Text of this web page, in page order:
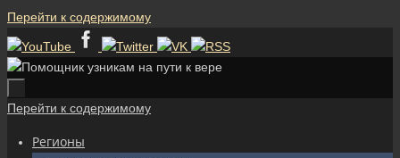
Перейти к содержимому
Перейти к содержимому
Регионы